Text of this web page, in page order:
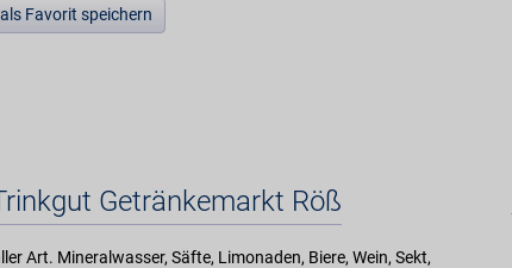
Favorit speichern
Getränkemarkt Röß
Art. Mineralwasser, Säfte, Limonaden, Biere, Wein, Sekt,